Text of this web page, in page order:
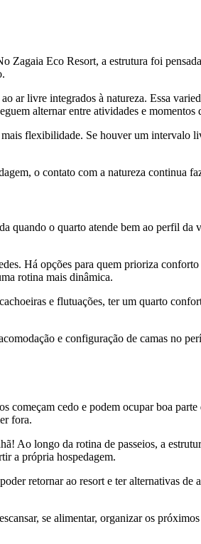
Eco Resort, a estrutura foi
ar livre integrados à natureza. Essa
alternar entre atividades e momentos
flexibilidade. Se houver um intervalo
o contato com a natureza continua
quando o quarto atende bem ao perfil da
Há opções para quem prioriza
rotina mais dinâmica.
e flutuações, ter um quarto
e configuração de camas no
começam cedo e podem ocupar boa
fora.
Ao longo da rotina de passeios, a
a própria hospedagem.
retornar ao resort e ter alternativas de
se alimentar, organizar os